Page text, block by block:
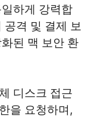
하게 강력합
격 및 결제 보
된 맥 보안 환
디스크 접근
을 요청하며,